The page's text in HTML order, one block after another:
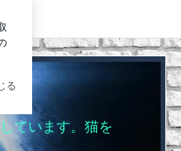
ています。猫を